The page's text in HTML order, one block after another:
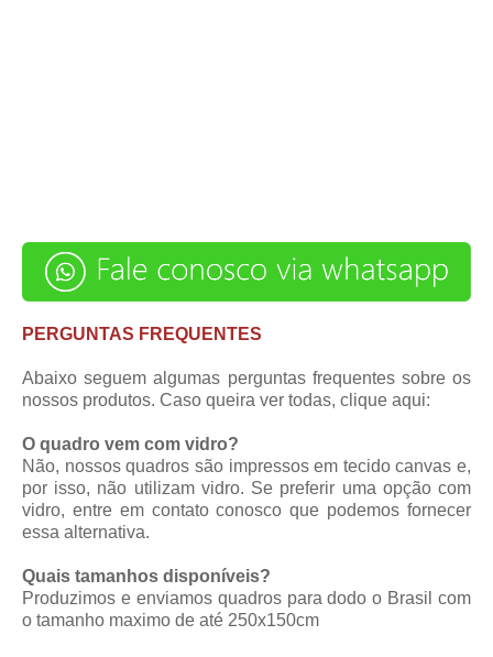
PERGUNTAS FREQUENTES
Abaixo seguem algumas perguntas frequentes sobre os
nossos produtos. Caso queira ver todas, clique aqui:
O quadro vem com vidro?
Não, nossos quadros são impressos em tecido canvas e,
por isso, não utilizam vidro. Se preferir uma opção com
vidro, entre em contato conosco que podemos fornecer
essa alternativa.
Quais tamanhos disponíveis?
Produzimos e enviamos quadros para dodo o Brasil com
o tamanho maximo de até 250x150cm